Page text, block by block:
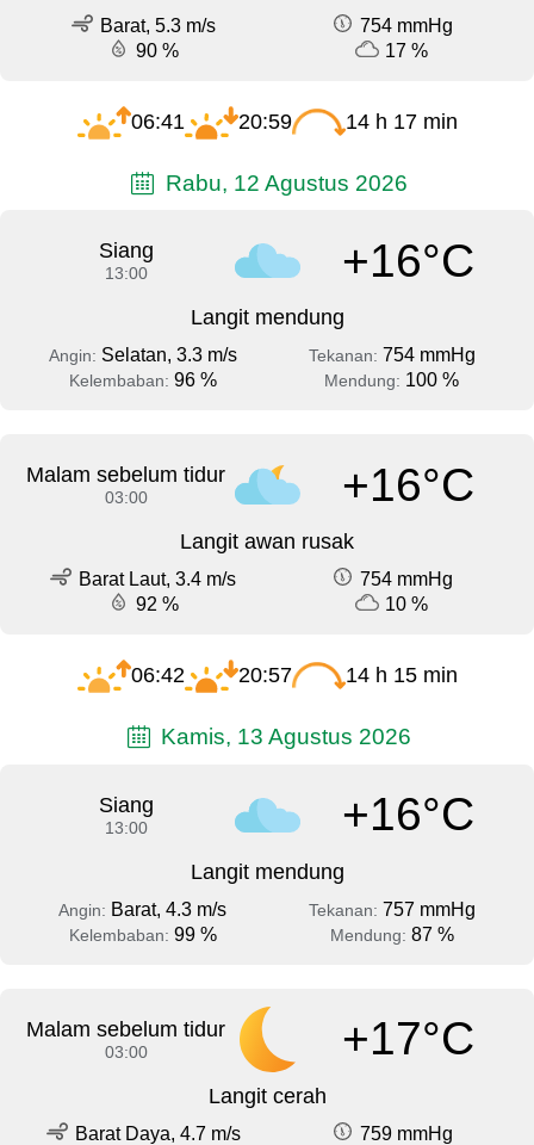
Barat, 5.3 m/s
754 mmHg
90 %
17 %
06:41 20:59 14 h 17 min
Rabu, 12 Agustus 2026
Siang
13:00 +16°C
Langit mendung
Angin: Selatan, 3.3 m/s Tekanan: 754 mmHg
Kelembaban: 96 % Mendung: 100 %
Malam sebelum tidur
03:00 +16°C
Langit awan rusak
Barat Laut, 3.4 m/s
754 mmHg
92 %
10 %
06:42 20:57 14 h 15 min
Kamis, 13 Agustus 2026
Siang
13:00 +16°C
Langit mendung
Angin: Barat, 4.3 m/s Tekanan: 757 mmHg
Kelembaban: 99 % Mendung: 87 %
Malam sebelum tidur
03:00 +17°C
Langit cerah
Barat Daya, 4.7 m/s
759 mmHg